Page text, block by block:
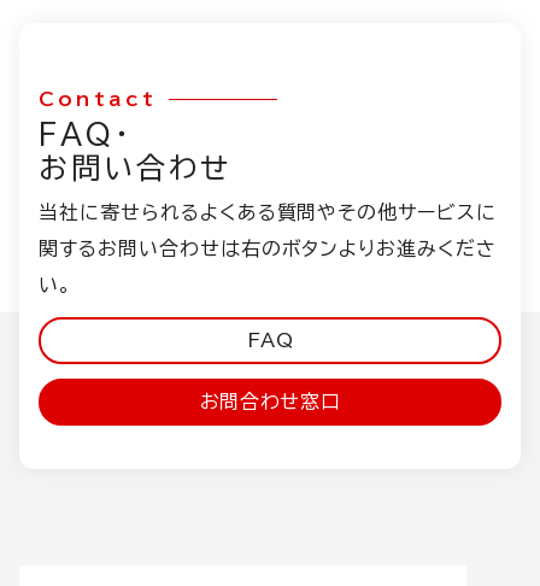
Contact
FAQ・
お問い合わせ
当社に寄せられるよくある質問やその他サービスに
関するお問い合わせは右のボタンよりお進みくださ
い。
FAQ
お問合わせ窓口